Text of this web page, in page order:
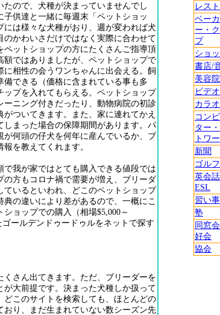
レス
ベー
ー・
プ
ショ
書店/
美容院
ビデ
カラ
コン
ター
トワ
新聞
ゴル
英会話
ESL
習い事
塾
同窓
好会
協会
ので、犬種が決まっていませんでし
供達と一緒に毎週末「ペットショッ
は様々な犬種がおり、週が変われば犬
のかわいさだけではなく実際に合わせて
ペットショップの方にたくさんご指導頂
額ではありましたが、ペットショップで
相性の会うワンちゃんに出会える。飼
できる（価格に含まれている事も多
プを入れてもらえる。ペットショップ
ニング付きだったり、動物病院の初診
ついてきます。また、家に連れてかえ
しまった場合の保障期間があります。パ
が何頭の仔犬を何年に産んでいるか、ブ
を教えてくれます。
我が家ではとても購入できる値段では
方もコロナ禍で需要が増え、ブリーダ
いるといわれ、どこのペットショップ
の違いにより差があるので、一概にこ
ョップでの購入（相場$5,000～
ールデンドゥードゥルをネットで探す
さん出てきます。ただ、ブリーダーを
大前提です。決まった犬種しか扱って
このサイトを検索しても、ほとんどの
り、まだ生まれていない数シーズン先